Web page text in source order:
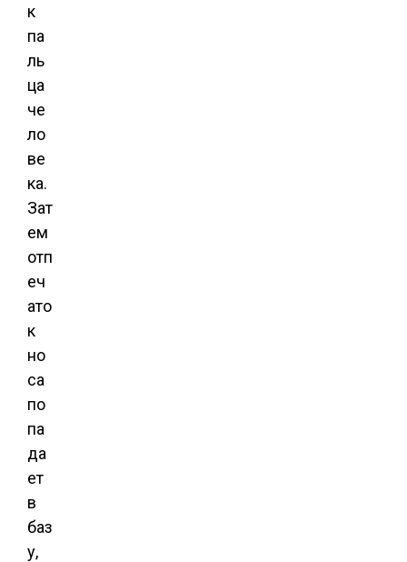
к
па
ль
ца
че
ло
ве
ка.
Зат
ем
отп
еч
ато
к
но
са
по
па
да
ет
в
баз
у,